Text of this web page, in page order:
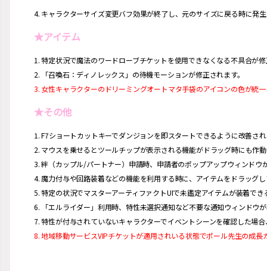
4. キャラクターサイズ変更バフ効果が終了し、元のサイズに戻る時に発
★アイテム
1. 特定状況で魔法のワードローブチケットを使用できなくなる不具合が
2. 「召喚石： ディノレックス」の待機モーションが修正されます。
3. 女性キャラクターのドリーミングオートマタ手袋のアイコンの色が統
★その他
1. F7ショートカットキーでダンジョンを即スタートできるように改善さ
2. マウスを乗せるとツールチップが表示される機能がドラッグ時にも作
3. 絆（カップル/パートナー）申請時、申請者のポップアップウィンドウ
4. 魔力付与や回路装着などの機能を利用する時に、アイテムをドラッグ
5. 特定の状況でマスターアーティファクトUIで未鑑定アイテムが装着で
6. 「エルライダー」利用時、特性未選択通知など不要な通知ウィンドウ
7. 特性が付与されていないキャラクターでイベントシーンを確認した場
8. 地域移動サービスVIPチケットが適用されいる状態でポール先生の成